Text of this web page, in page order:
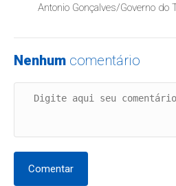
Antonio Gonçalves/Governo do
Nenhum comentário
Comentar